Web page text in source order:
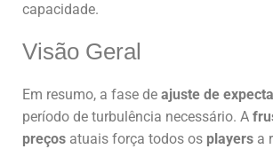
capacidade.
Visão Geral
Em resumo, a fase de ajuste de
período de turbulência necessário. A
preços atuais força todos os players a